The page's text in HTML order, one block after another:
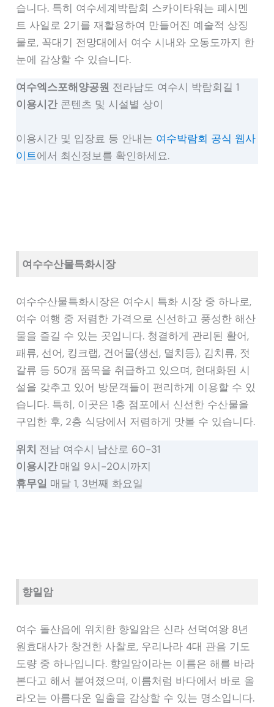
습니다. 특히 여수세계박람회 스카이타워는 폐시멘
트 사일로 2기를 재활용하여 만들어진 예술적 상징
물로, 꼭대기 전망대에서 여수 시내와 오동도까지 한
눈에 감상할 수 있습니다.
여수엑스포해양공원 전라남도 여수시 박람회길 1
이용시간콘텐츠 및 시설별 상이
이용시간 및 입장료 등 안내는 여수박람회 공식 웹사
이트에서 최신정보를 확인하세요.
여수수산물특화시장
여수수산물특화시장은 여수시 특화 시장 중 하나로,
여수 여행 중 저렴한 가격으로 신선하고 풍성한 해산
물을 즐길 수 있는 곳입니다. 청결하게 관리된 활어,
패류, 선어, 킹크랩, 건어물(생선, 멸치등), 김치류, 젓
갈류 등 50개 품목을 취급하고 있으며, 현대화된 시
설을 갖추고 있어 방문객들이 편리하게 이용할 수 있
습니다. 특히, 이곳은 1층 점포에서 신선한 수산물을
구입한 후, 2층 식당에서 저렴하게 맛볼 수 있습니다.
위치 전남 여수시 남산로 60-31
이용시간매일 9시-20시까지
휴무일 매달 1, 3번째 화요일
향일암
여수 돌산읍에 위치한 향일암은 신라 선덕여왕 8년
원효대사가 창건한 사찰로, 우리나라 4대 관음 기도
도량 중 하나입니다. 향일암이라는 이름은 해를 바라
본다고 해서 붙여졌으며, 이름처럼 바다에서 바로 올
라오는 아름다운 일출을 감상할 수 있는 명소입니다.